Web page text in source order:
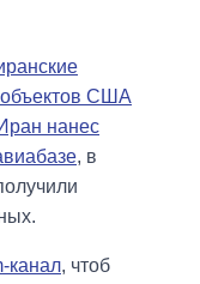
США
нанес
, в
канал, чтоб